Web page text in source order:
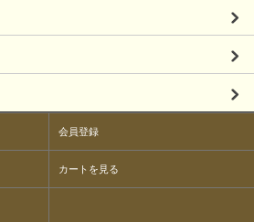
会員登録
カートを見る